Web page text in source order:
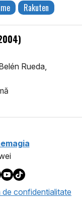
Rakuten
Rueda,
de confidentialitate